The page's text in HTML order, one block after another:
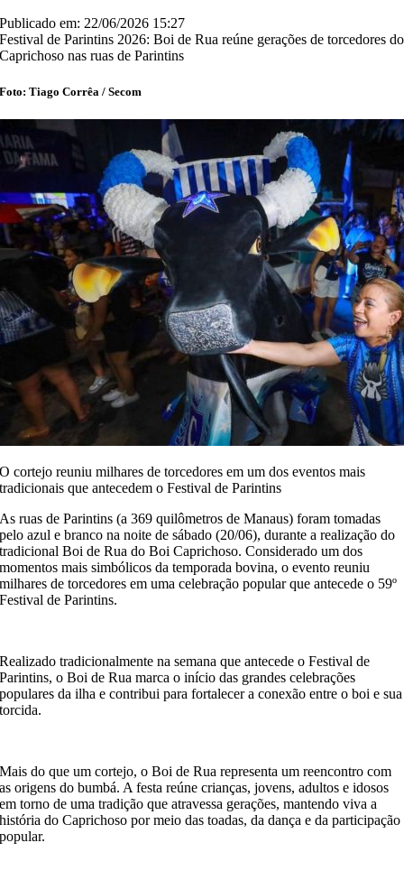
Publicado em: 22/06/2026 15:27
Festival de Parintins 2026: Boi de Rua reúne gerações de torcedores do
Caprichoso nas ruas de Parintins
Foto: Tiago Corrêa / Secom
O cortejo reuniu milhares de torcedores em um dos eventos mais
tradicionais que antecedem o Festival de Parintins
As ruas de Parintins (a 369 quilômetros de Manaus) foram tomadas
pelo azul e branco na noite de sábado (20/06), durante a realização do
tradicional Boi de Rua do Boi Caprichoso. Considerado um dos
momentos mais simbólicos da temporada bovina, o evento reuniu
milhares de torcedores em uma celebração popular que antecede o 59º
Festival de Parintins.
Realizado tradicionalmente na semana que antecede o Festival de
Parintins, o Boi de Rua marca o início das grandes celebrações
populares da ilha e contribui para fortalecer a conexão entre o boi e sua
torcida.
Mais do que um cortejo, o Boi de Rua representa um reencontro com
as origens do bumbá. A festa reúne crianças, jovens, adultos e idosos
em torno de uma tradição que atravessa gerações, mantendo viva a
história do Caprichoso por meio das toadas, da dança e da participação
popular.